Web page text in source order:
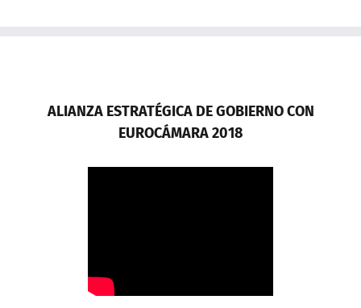
ALIANZA ESTRATÉGICA DE GOBIERNO CON
EUROCÁMARA 2018